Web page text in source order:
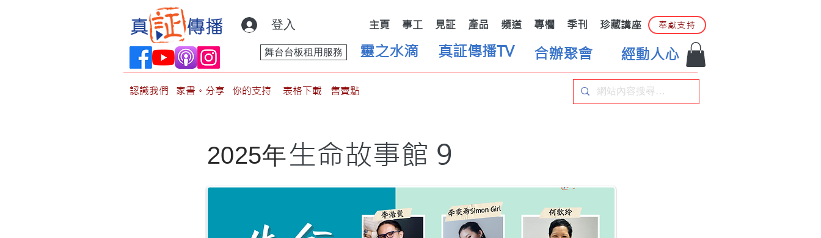
登入 主頁 事工 見証 產品 頻道 專欄 季刊 珍藏講座 奉獻支持
靈之水滴
舞台台板租用服務 真証傳播TV 合辦聚會 經動人心
認識我們 家書。分享 你的支持 表格下載 售賣點
2025年生命故事館 9